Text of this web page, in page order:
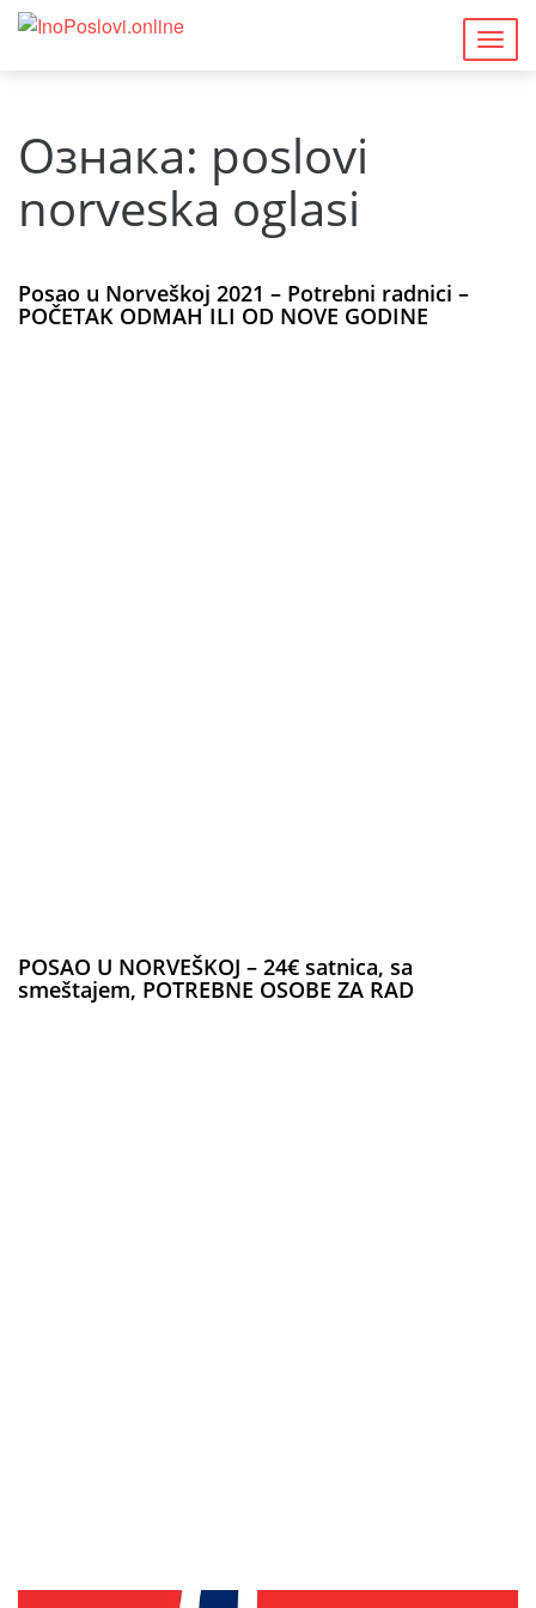
Ознака: poslovi
norveska oglasi
Posao u Norveškoj 2021 – Potrebni radnici –
POČETAK ODMAH ILI OD NOVE GODINE
POSAO U NORVEŠKOJ – 24€ satnica, sa
smeštajem, POTREBNE OSOBE ZA RAD